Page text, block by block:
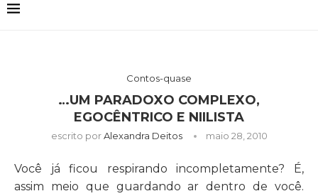
Contos-quase
…UM PARADOXO COMPLEXO,
EGOCÊNTRICO E NIILISTA
escrito porAlexandra Deitos maio 28, 2010
Você já ficou respirando incompletamente? É,
assim meio que guardando ar dentro de você.